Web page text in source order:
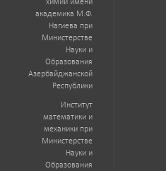
химии имени
академика М.Ф.
Нагиева при
Министерстве
Науки и
Образования
Азербайджанской
Республики
Институт
математики и
механики при
Министерстве
Науки и
Образования